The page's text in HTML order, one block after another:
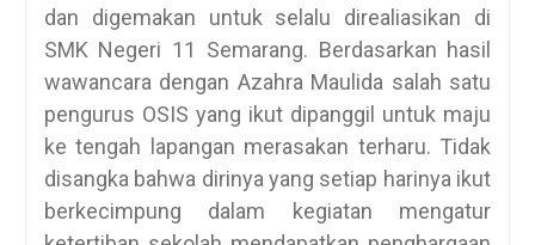
dan digemakan untuk selalu direaliasikan di
SMK Negeri 11 Semarang. Berdasarkan hasil
wawancara dengan Azahra Maulida salah satu
pengurus OSIS yang ikut dipanggil untuk maju
ke tengah lapangan merasakan terharu. Tidak
disangka bahwa dirinya yang setiap harinya ikut
berkecimpung dalam kegiatan mengatur